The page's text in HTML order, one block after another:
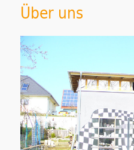
Über uns